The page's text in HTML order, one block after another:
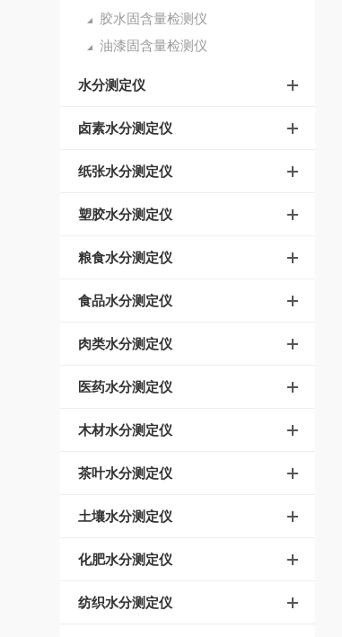
胶水固含量检测仪
油漆固含量检测仪
水分测定仪
卤素水分测定仪
纸张水分测定仪
塑胶水分测定仪
粮食水分测定仪
食品水分测定仪
肉类水分测定仪
医药水分测定仪
木材水分测定仪
茶叶水分测定仪
土壤水分测定仪
化肥水分测定仪
纺织水分测定仪